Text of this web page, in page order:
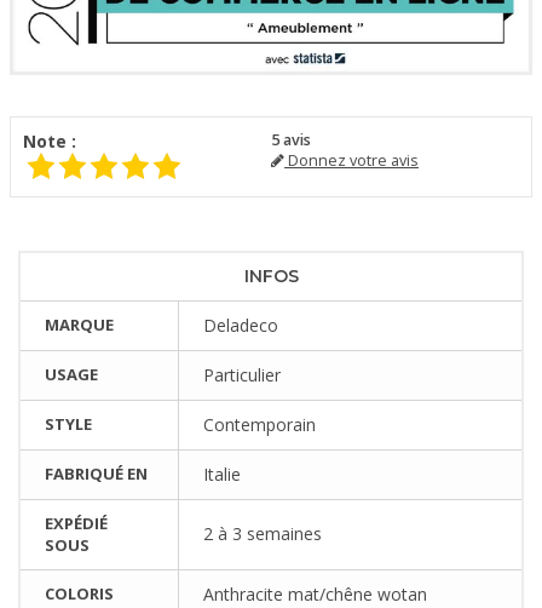
Note : 5avis
Donnez votre avis
INFOS
MARQUE Deladeco
USAGE Particulier
STYLE Contemporain
FABRIQUÉ EN Italie
EXPÉDIÉ
SOUS
2 à 3 semaines
COLORIS Anthracite mat/chêne wotan